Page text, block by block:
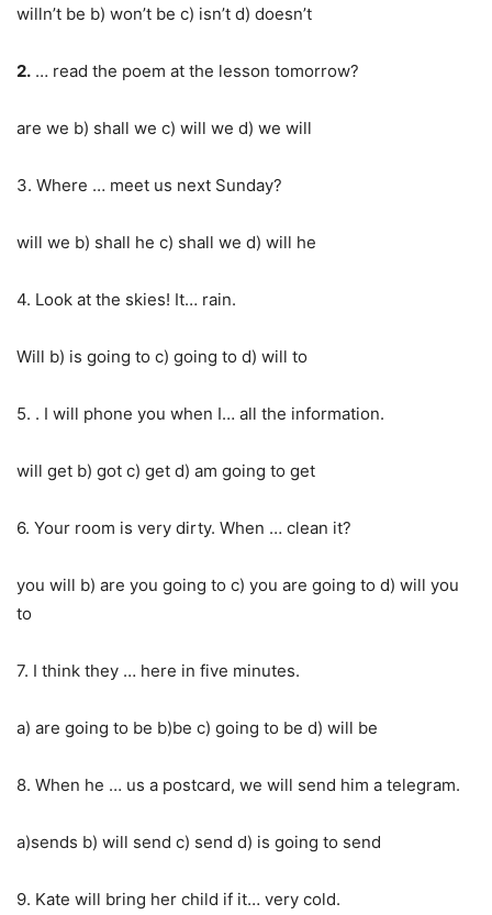
willn’t be b) won’t be c) isn’t d) doesn’t
2. … read the poem at the lesson tomorrow?
are we b) shall we c) will we d) we will
3. Where … meet us next Sunday?
will we b) shall he c) shall we d) will he
4. Look at the skies! It… rain.
Will b) is going to c) going to d) will to
5. . I will phone you when I… all the information.
will get b) got c) get d) am going to get
6. Your room is very dirty. When … clean it?
you will b) are you going to c) you are going to d) will you
to
7. I think they … here in five minutes.
a) are going to be b)be c) going to be d) will be
8. When he … us a postcard, we will send him a telegram.
a)sends b) will send c) send d) is going to send
9. Kate will bring her child if it… very cold.